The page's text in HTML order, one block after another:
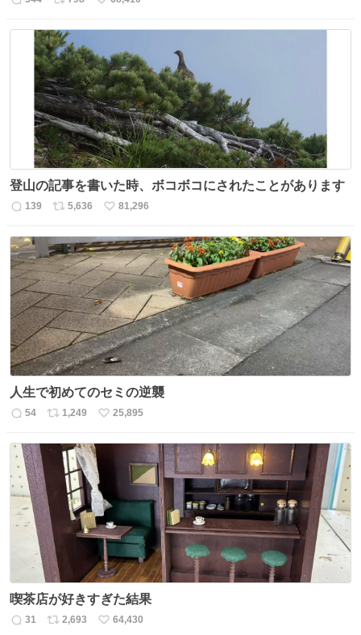
返
リ
ス
ト
数
い
数
登山の記事を書いた時、ボコボコにされたことがあります
返
数
139
リ
ス
ト
数
5,636
い
ね
数
81,296
人生で初めてのセミの逆襲
返
数
54
リ
ス
数
1,249
い
数
25,895
喫茶店が好きすぎた結果
返
31
リ
2,693
い
64,430